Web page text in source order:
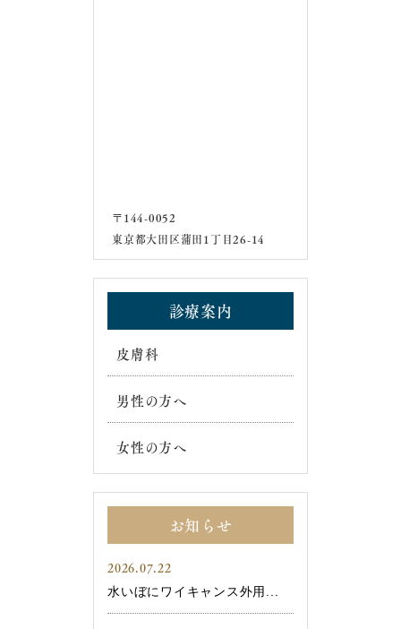
〒144-0052
東京都大田区蒲田1丁目26-14
診療案内
皮膚科
男性の方へ
女性の方へ
お知らせ
2026.07.22
水いぼにワイキャンス外用...